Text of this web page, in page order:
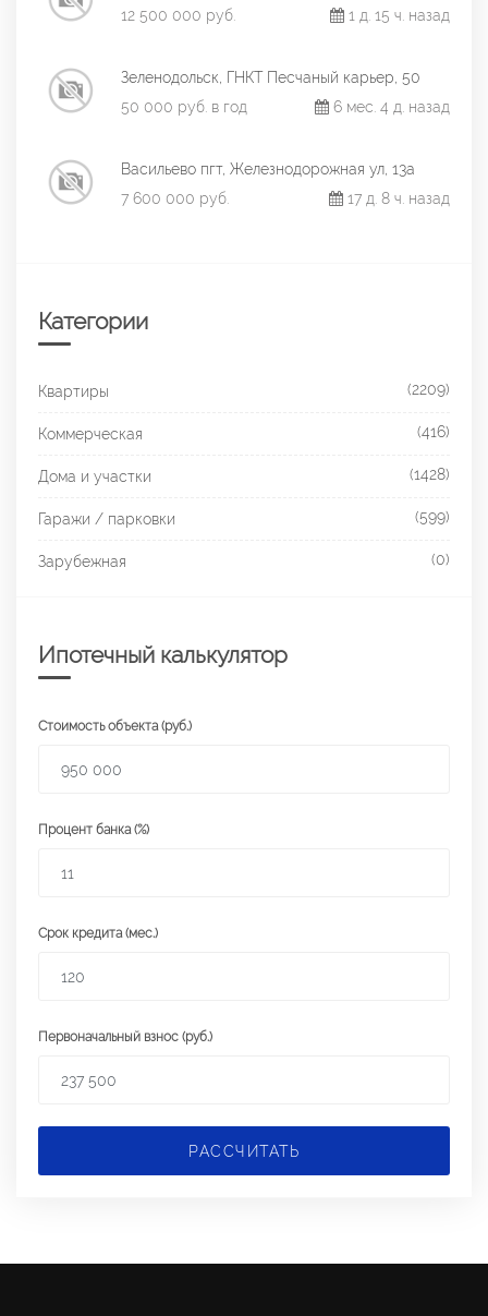
12 500 000 руб. 1 д. 15 ч. назад
Зеленодольск, ГНКТ Песчаный карьер, 50
50 000 руб. в год
6 мес. 4 д. назад
Васильево пгт, Железнодорожная ул, 13а
7 600 000 руб.
17 д. 8 ч. назад
Категории
Квартиры (2209)
Коммерческая (416)
Дома и участки (1428)
Гаражи / парковки (599)
Зарубежная (0)
Ипотечный калькулятор
Стоимость объекта (руб.)
Процент банка (%)
Срок кредита (мес.)
Первоначальный взнос (руб.)
РАССЧИТАТЬ